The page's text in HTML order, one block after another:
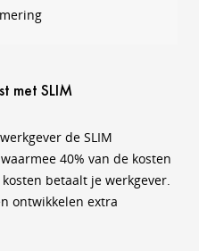
met SLIM
de SLIM
40% van de kosten
betaalt je werkgever.
ontwikkelen extra